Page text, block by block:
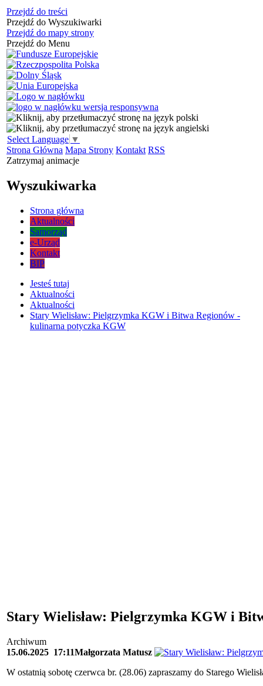
Przejdź do treści
Przejdź do Wyszukiwarki
Przejdź do mapy strony
Przejdź do Menu
Select Language ▼
Strona Główna Mapa Strony Kontakt RSS
Zatrzymaj animacje
Wyszukiwarka
Strona główna
Aktualności
Samorząd
e-Urząd
Kontakt
BIP
Jesteś tutaj
Aktualności
Aktualności
Stary Wielisław: Pielgrzymka KGW i Bitwa Regionów -
kulinarna potyczka KGW
Stary Wielisław: Pielgrzymka KGW i
Archiwum
15.06.2025 17:11Małgorzata Matusz
W ostatnią sobotę czerwca br. (28.06) zapraszamy do Starego